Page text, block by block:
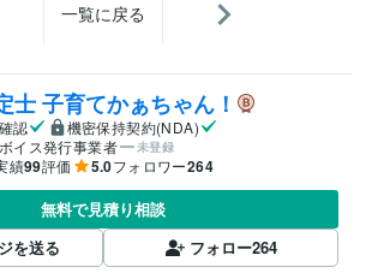
一覧に戻る
士 子育てかぁちゃん！
認
機密保持契約(NDA)
イス発行事業者
未登録
績99評価 5.0フォロワー264
無料で見積り相談
を送る
フォロー264